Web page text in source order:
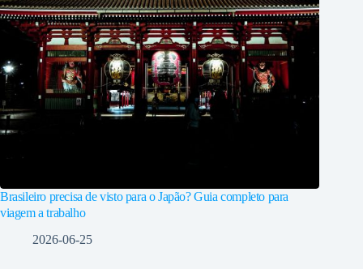
Brasileiro precisa de visto para o Japão? Guia completo para
viagem a trabalho
2026-06-25